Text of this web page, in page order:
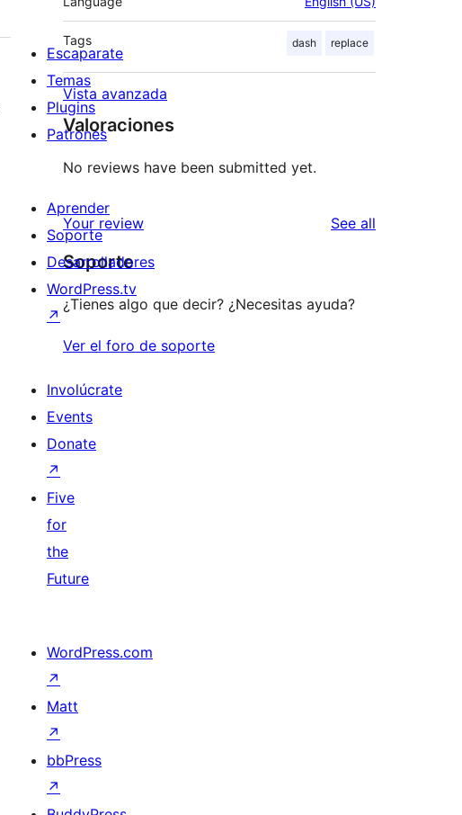
Tags dash replace
Vista avanzada
Valoraciones
No reviews have been submitted yet.
Your review See all
Soporte
¿Tienes algo que decir? ¿Necesitas ayuda?
Ver el foro de soporte
Escaparate
Temas
Plugins
Patrones
Aprender
Soporte
Desarrolladores
WordPress.tv
↗
Involúcrate
Events
Donate
↗
Five
for
the
Future
WordPress.com
↗
Matt
↗
bbPress
↗